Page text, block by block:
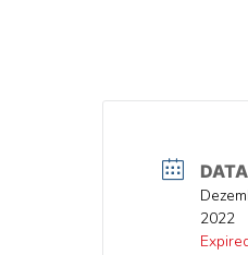
DATA
DATA
2022
DATA